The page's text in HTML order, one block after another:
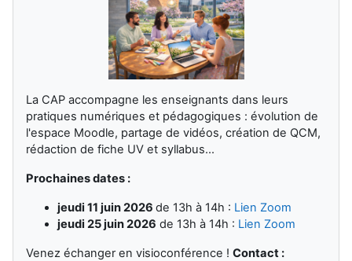
La CAP accompagne les enseignants dans leurs
pratiques numériques et pédagogiques : évolution de
l'espace Moodle, partage de vidéos, création de QCM,
rédaction de fiche UV et syllabus...
Prochaines dates :
jeudi 11 juin 2026 de 13h à 14h : Lien Zoom
jeudi 25 juin 2026 de 13h à 14h : Lien Zoom
Venez échanger en visioconférence ! Contact :